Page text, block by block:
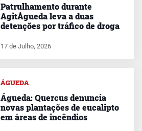
Patrulhamento durante
AgitÁgueda leva a duas
detenções por tráfico de droga
17 de Julho, 2026
ÁGUEDA
Águeda: Quercus denuncia
novas plantações de eucalipto
em áreas de incêndios